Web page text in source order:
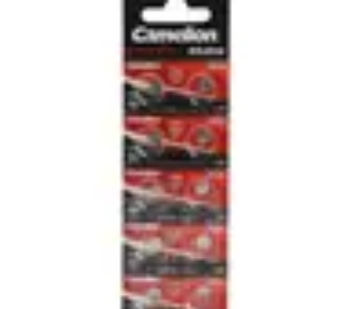
Stratégies de BrandingCulture et Identité
Marques du Monde